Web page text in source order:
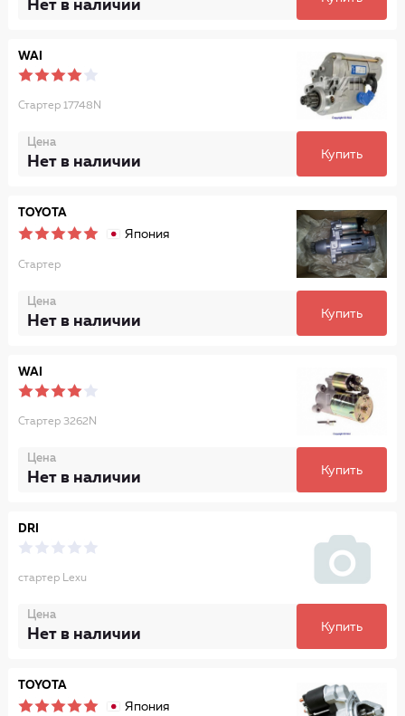
Нет в наличии
WAI
Стартер 17748N
Цена
Нет в наличии Купить
TOYOTA
Япония
Стартер
Цена
Нет в наличии Купить
WAI
Стартер 3262N
Цена
Нет в наличии Купить
DRI
стартер Lexu
Цена
Нет в наличии Купить
TOYOTA
Япония